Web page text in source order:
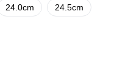
24.0cm 24.5cm